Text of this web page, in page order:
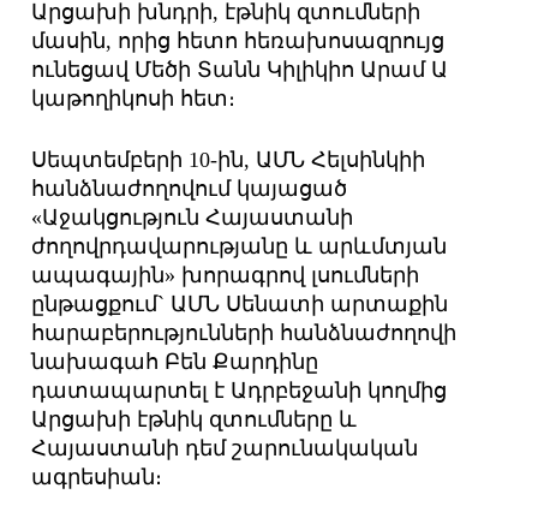
Արցախի խնդրի, էթնիկ զտումների
մասին, որից հետո հեռախոսազրույց
ունեցավ Մեծի Տանն Կիլիկիո Արամ Ա
կաթողիկոսի հետ։
Սեպտեմբերի 10-ին, ԱՄՆ Հելսինկիի
հանձնաժողովում կայացած
«Աջակցություն Հայաստանի
ժողովրդավարությանը և արևմտյան
ապագային» խորագրով լսումների
ընթացքում` ԱՄՆ Սենատի արտաքին
հարաբերությունների հանձնաժողովի
նախագահ Բեն Քարդինը
դատապարտել է Ադրբեջանի կողմից
Արցախի էթնիկ զտումները և
Հայաստանի դեմ շարունակական
ագրեսիան։